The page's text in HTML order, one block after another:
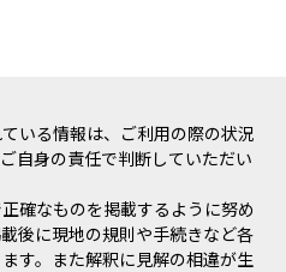
いる情報は、ご利用の際の状況
自身の責任で判断していただい
確なものを掲載するように努め
後に現地の規則や手続きなど各
す。また解釈に見解の相違が生